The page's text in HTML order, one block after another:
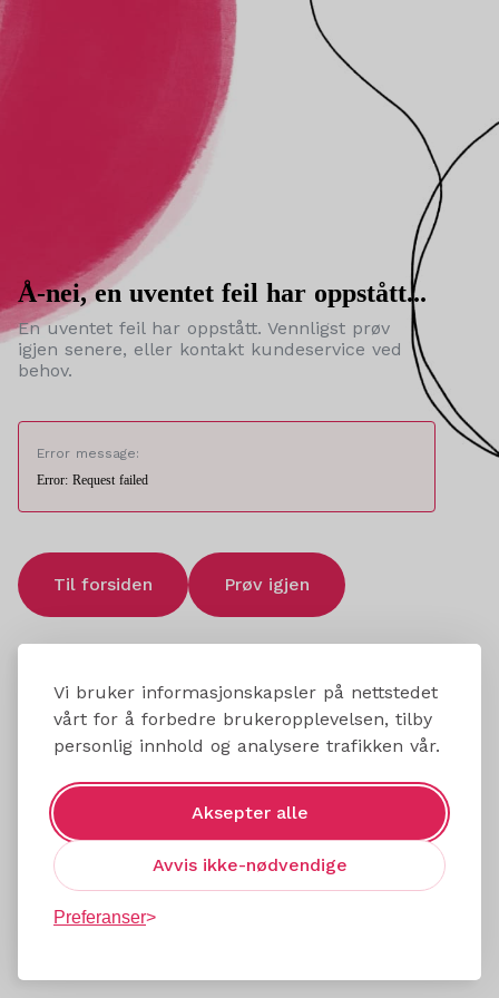
Vi bruker informasjonskapsler på nettstedet
vårt for å forbedre brukeropplevelsen, tilby
personlig innhold og analysere trafikken vår.
Aksepter alle
Avvis ikke-nødvendige
Preferanser
Å-nei, en uventet feil har oppstått...
En uventet feil har oppstått. Vennligst prøv
igjen senere, eller kontakt kundeservice ved
behov.
Error message:
Error: Request failed
Til forsiden Prøv igjen